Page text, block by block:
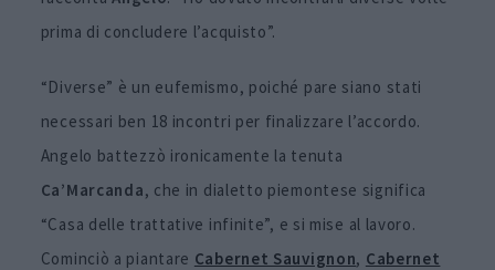
prima di concludere l’acquisto”.
“Diverse” è un eufemismo, poiché pare siano stati
necessari ben 18 incontri per finalizzare l’accordo.
Angelo battezzò ironicamente la tenuta
Ca’Marcanda, che in dialetto piemontese significa
“Casa delle trattative infinite”, e si mise al lavoro.
Cominciò a piantare Cabernet Sauvignon, Cabernet